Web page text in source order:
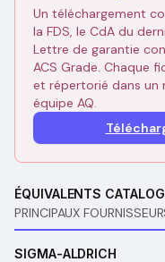
Un téléchargement
la FDS, le CdA du
Lettre de garantie
ACS Grade. Chaque
et répertorié dans un
équipe AQ.
ÉQUIVALENTS
PRINCIPAUX
SIGMA-ALDRICH